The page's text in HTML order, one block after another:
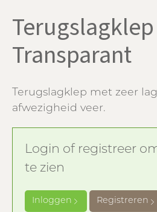
Transparant
Terugslagklep met zeer
afwezigheid veer.
Login of registreer
te zien
Inloggen Registreren